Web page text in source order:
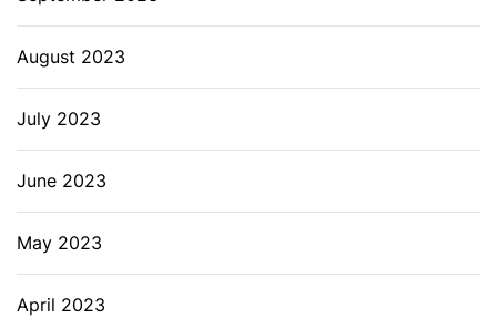
August 2023
July 2023
June 2023
May 2023
April 2023